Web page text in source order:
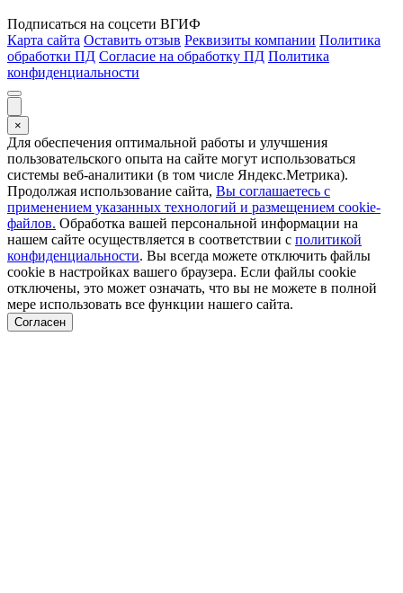
Подписаться на соцсети ВГИФ
Карта сайта Оставить отзыв Реквизиты компании Политика
обработки ПД Согласие на обработку ПД Политика
конфиденциальности
×
Для обеспечения оптимальной работы и улучшения
пользовательского опыта на сайте могут использоваться
системы веб-аналитики (в том числе Яндекс.Метрика).
Продолжая использование сайта, Вы соглашаетесь с
применением указанных технологий и размещением cookie-
файлов. Обработка вашей персональной информации на
нашем сайте осуществляется в соответствии с политикой
конфиденциальности. Вы всегда можете отключить файлы
cookie в настройках вашего браузера. Если файлы cookie
отключены, это может означать, что вы не можете в полной
мере использовать все функции нашего сайта.
Согласен